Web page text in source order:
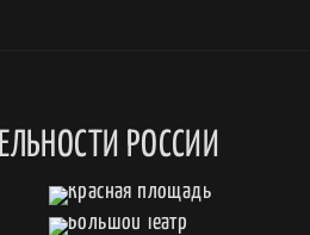
РОССИИ